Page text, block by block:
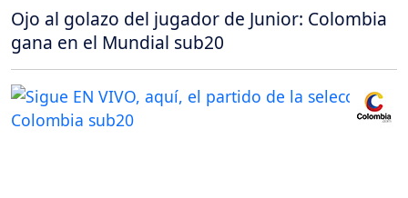
Ojo al golazo del jugador de Junior: Colombia
gana en el Mundial sub20